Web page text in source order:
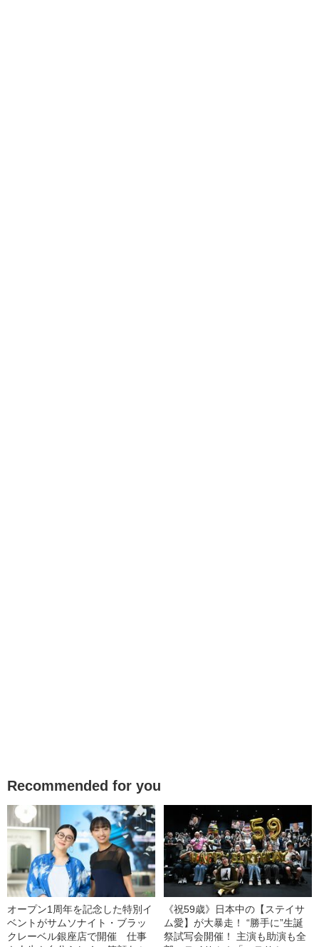
Recommended for you
オープン1周年を記念した特別イ
ベントがサムソナイト・ブラッ
クレーベル銀座店で開催 仕事
《祝59歳》日本中の【ステイサ
ム愛】が大暴走！ “勝手に”生誕
祭試写会開催！ 主演も助演も全